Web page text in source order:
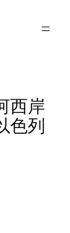
西岸
色列